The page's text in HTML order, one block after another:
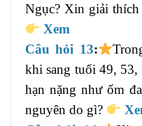
Ngục? Xin giải
Xem
Câu hỏi 13:
khi sang tuổi 49,
hạn nặng như ốm
nguyên do gì?